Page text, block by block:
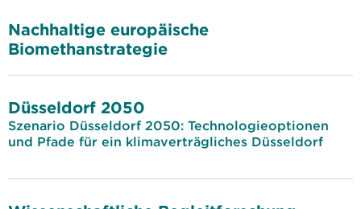
Nachhaltige europäische
Biomethanstrategie
Düsseldorf 2050
Szenario Düsseldorf 2050: Technologieoptionen
und Pfade für ein klimaverträgliches Düsseldorf